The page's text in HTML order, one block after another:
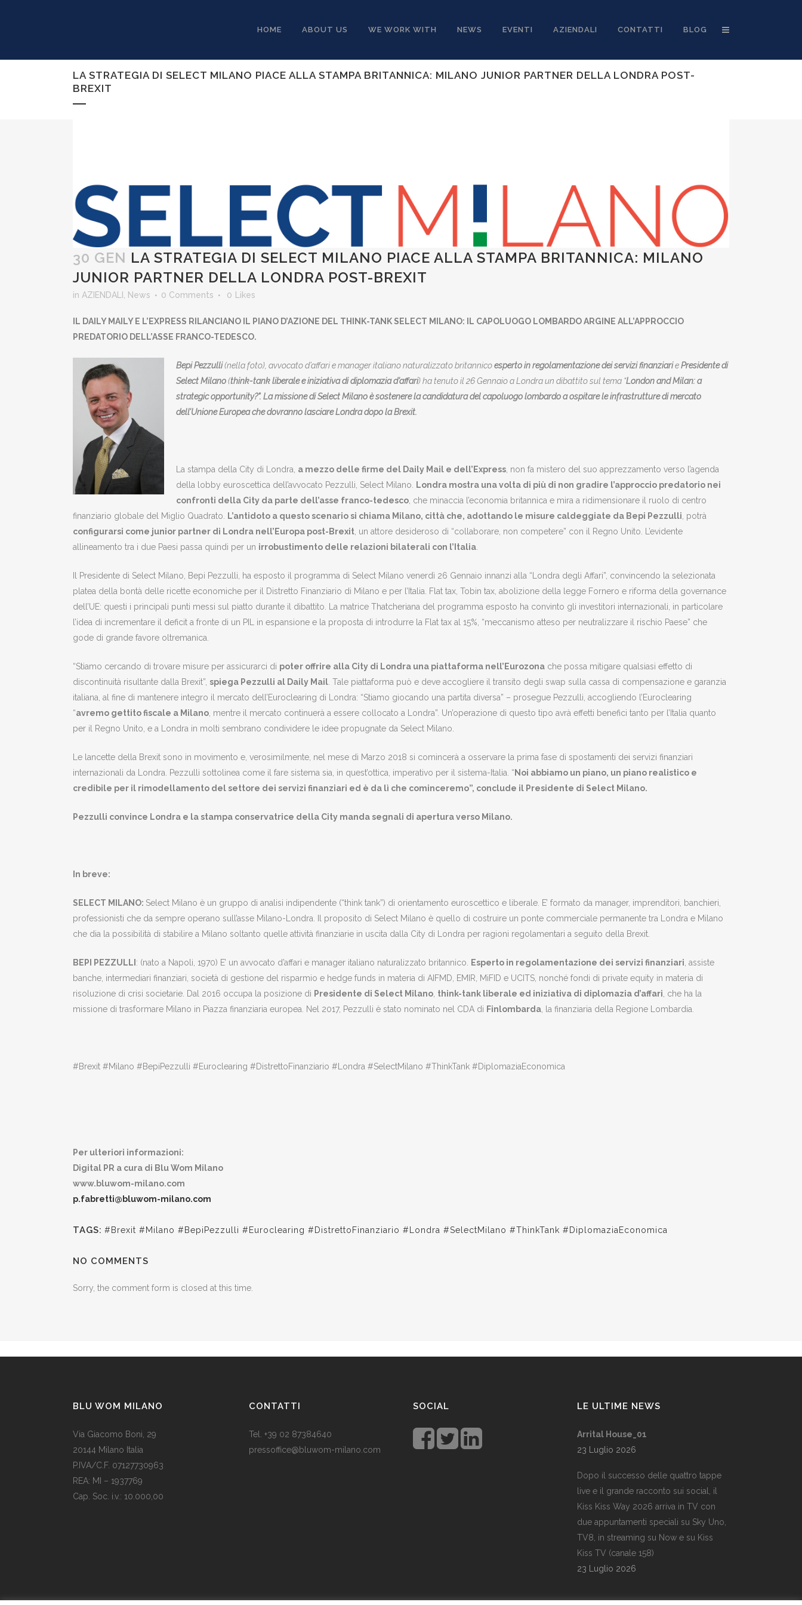
HOME ABOUT US WE WORK WITH NEWS EVENTI AZIENDALI CONTATTI BLOG
LA STRATEGIA DI SELECT MILANO PIACE ALLA STAMPA BRITANNICA: MILANO JUNIOR PARTNER DELLA LONDRA POST-
BREXIT
30 GEN LA STRATEGIA DI SELECT MILANO PIACE ALLA STAMPA BRITANNICA: MILANO
JUNIOR PARTNER DELLA LONDRA POST-BREXIT
in AZIENDALI News 0 Comments 0 Likes
IL DAILY MAILY E L’EXPRESS RILANCIANO IL PIANO D’AZIONE DEL THINK-TANK SELECT MILANO: IL CAPOLUOGO LOMBARDO ARGINE ALL’APPROCCIO
PREDATORIO DELL’ASSE FRANCO-TEDESCO.
Bepi Pezzulli(nella foto), avvocato d’affari e manager italiano naturalizzato britannicoesperto in regolamentazione dei servizi finanziariePresidente di
Select Milano(think-tank liberale e iniziativa di diplomazia d’affari) ha tenuto il 26 Gennaio a Londra un dibattito sul tema “London and Milan: a
strategic opportunity?”. La missione di Select Milano è sostenere la candidatura del capoluogo lombardo a ospitare le infrastrutture di mercato
dell’Unione Europea che dovranno lasciare Londra dopo la Brexit.
La stampa della City di Londra, a mezzo delle firme del Daily Mail e dell’Express , non fa mistero del suo apprezzamento verso l’agenda
della lobby euroscettica dell’avvocato Pezzulli, Select Milano. Londra mostra una volta di più di non gradire l’approccio predatorio nei
confronti della City da parte dell’asse franco-tedesco , che minaccia l’economia britannica e mira a ridimensionare il ruolo di centro
finanziario globale del Miglio Quadrato. L’antidoto a questo scenario si chiama Milano, città che, adottando le misure caldeggiate da Bepi Pezzulli , potrà
configurarsi come junior partner di Londra nell’Europa post-Brexit , un attore desideroso di “collaborare, non competere” con il Regno Unito. L’evidente
allineamento tra i due Paesi passa quindi per un irrobustimento delle relazioni bilaterali con l’Italia
Il Presidente di Select Milano, Bepi Pezzulli, ha esposto il programma di Select Milano venerdì 26 Gennaio innanzi alla “Londra degli Affari”, convincendo la selezionata
platea della bontà delle ricette economiche per il Distretto Finanziario di Milano e per l’Italia. Flat tax, Tobin tax, abolizione della legge Fornero e riforma della governance
dell’UE: questi i principali punti messi sul piatto durante il dibattito. La matrice Thatcheriana del programma esposto ha convinto gli investitori internazionali, in particolare
l’idea di incrementare il deficit a fronte di un PIL in espansione e la proposta di introdurre la Flat tax al 15%, “meccanismo atteso per neutralizzare il rischio Paese” che
gode di grande favore oltremanica.
“Stiamo cercando di trovare misure per assicurarci di poter offrire alla City di Londra una piattaforma nell’Eurozona che possa mitigare qualsiasi effetto di
discontinuità risultante dalla Brexit”, spiega Pezzulli al Daily Mail . Tale piattaforma può e deve accogliere il transito degli swap sulla cassa di compensazione e garanzia
italiana, al fine di mantenere integro il mercato dell’Euroclearing di Londra: “Stiamo giocando una partita diversa” – prosegue Pezzulli, accogliendo l’Euroclearing
“avremo gettito fiscale a Milano , mentre il mercato continuerà a essere collocato a Londra”. Un’operazione di questo tipo avrà effetti benefici tanto per l’Italia quanto
per il Regno Unito, e a Londra in molti sembrano condividere le idee propugnate da Select Milano.
Le lancette della Brexit sono in movimento e, verosimilmente, nel mese di Marzo 2018 si comincerà a osservare la prima fase di spostamenti dei servizi finanziari
internazionali da Londra. Pezzulli sottolinea come il fare sistema sia, in quest’ottica, imperativo per il sistema-Italia. “Noi abbiamo un piano, un piano realistico e
credibile per il rimodellamento del settore dei servizi finanziari ed è da lì che cominceremo”, conclude il Presidente di Select Milano.
Pezzulli convince Londra e la stampa conservatrice della City manda segnali di apertura verso Milano.
In breve:
SELECT MILANO: Select Milano è un gruppo di analisi indipendente (“think tank”) di orientamento euroscettico e liberale. E’ formato da manager, imprenditori, banchieri,
professionisti che da sempre operano sull’asse Milano-Londra. Il proposito di Select Milano è quello di costruire un ponte commerciale permanente tra Londra e Milano
che dia la possibilità di stabilire a Milano soltanto quelle attività finanziarie in uscita dalla City di Londra per ragioni regolamentari a seguito della Brexit.
BEPI PEZZULLI: (nato a Napoli, 1970) E’ un avvocato d’affari e manager italiano naturalizzato britannico. Esperto in regolamentazione dei servizi finanziari , assiste
banche, intermediari finanziari, società di gestione del risparmio e hedge funds in materia di AIFMD, EMIR, MiFID e UCITS, nonché fondi di private equity in materia di
risoluzione di crisi societarie. Dal 2016 occupa la posizione di Presidente di Select Milano think-tank liberale ed iniziativa di diplomazia d’affari , che ha la
missione di trasformare Milano in Piazza finanziaria europea. Nel 2017, Pezzulli è stato nominato nel CDA di Finlombarda , la finanziaria della Regione Lombardia.
#Brexit #Milano #BepiPezzulli #Euroclearing #DistrettoFinanziario #Londra #SelectMilano #ThinkTank #DiplomaziaEconomica
Per ulteriori informazioni:
Digital PR a cura di Blu Wom Milano
www.bluwom-milano.com
p.fabretti@bluwom-milano.com
TAGS: #Brexit #Milano #BepiPezzulli #Euroclearing #DistrettoFinanziario #Londra #SelectMilano #ThinkTank #DiplomaziaEconomica
NO COMMENTS
Sorry, the comment form is closed at this time.
BLU WOM MILANO
Via Giacomo Boni, 29
20144 Milano Italia
P.IVA/C.F. 07127730963
REA: MI – 1937769
Cap. Soc. i.v.: 10.000,00
CONTATTI
Tel. +39 02 87384640
pressoffice@bluwom-milano.com
SOCIAL LE ULTIME NEWS
Arrital House_01
23 Luglio 2026
Dopo il successo delle quattro tappe
live e il grande racconto sui social, il
Kiss Kiss Way 2026 arriva in TV con
due appuntamenti speciali su Sky Uno,
TV8, in streaming su Now e su Kiss
Kiss TV (canale 158)
23 Luglio 2026